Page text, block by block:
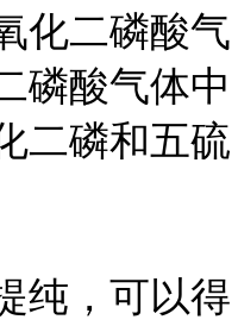
化二磷酸气
磷酸气体中
二磷和五硫
纯，可以得